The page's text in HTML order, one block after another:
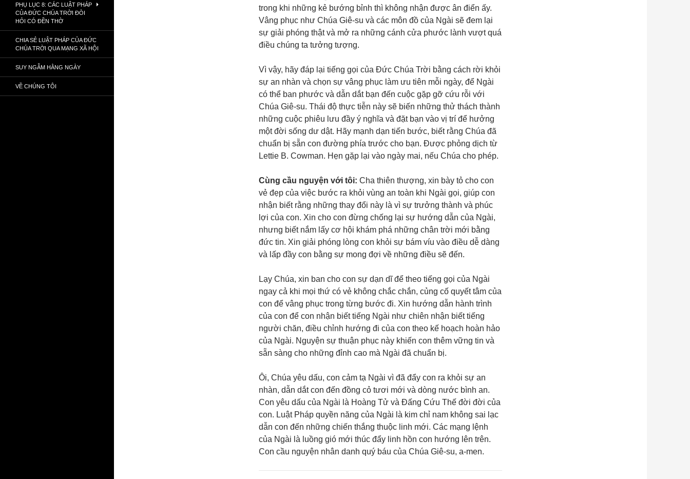
trong khi những kẻ bướng bỉnh thì không nhận được ân điển ấy.
Vâng phục như Chúa Giê-su và các môn đồ của Ngài sẽ đem lại
sự giải phóng thật và mở ra những cánh cửa phước lành vượt quá
điều chúng ta tưởng tượng.
Vì vậy, hãy đáp lại tiếng gọi của Đức Chúa Trời bằng cách rời khỏi
sự an nhàn và chọn sự vâng phục làm ưu tiên mỗi ngày, để Ngài
có thể ban phước và dẫn dắt bạn đến cuộc gặp gỡ cứu rỗi với
Chúa Giê-su. Thái độ thực tiễn này sẽ biến những thử thách thành
những cuộc phiêu lưu đầy ý nghĩa và đặt bạn vào vị trí để hưởng
một đời sống dư dật. Hãy mạnh dạn tiến bước, biết rằng Chúa đã
chuẩn bị sẵn con đường phía trước cho bạn. Được phỏng dịch từ
Lettie B. Cowman. Hẹn gặp lại vào ngày mai, nếu Chúa cho phép.
Cùng cầu nguyện với tôi: Cha thiên thượng, xin bày tỏ cho con
vẻ đẹp của việc bước ra khỏi vùng an toàn khi Ngài gọi, giúp con
nhận biết rằng những thay đổi này là vì sự trưởng thành và phúc
lợi của con. Xin cho con đừng chống lại sự hướng dẫn của Ngài,
nhưng biết nắm lấy cơ hội khám phá những chân trời mới bằng
đức tin. Xin giải phóng lòng con khỏi sự bám víu vào điều dễ dàng
và lấp đầy con bằng sự mong đợi về những điều sẽ đến.
Lạy Chúa, xin ban cho con sự dạn dĩ để theo tiếng gọi của Ngài
ngay cả khi mọi thứ có vẻ không chắc chắn, củng cố quyết tâm của
con để vâng phục trong từng bước đi. Xin hướng dẫn hành trình
của con để con nhận biết tiếng Ngài như chiên nhận biết tiếng
người chăn, điều chỉnh hướng đi của con theo kế hoạch hoàn hảo
của Ngài. Nguyện sự thuận phục này khiến con thêm vững tin và
sẵn sàng cho những đỉnh cao mà Ngài đã chuẩn bị.
Ôi, Chúa yêu dấu, con cảm tạ Ngài vì đã đẩy con ra khỏi sự an
nhàn, dẫn dắt con đến đồng cỏ tươi mới và dòng nước bình an.
Con yêu dấu của Ngài là Hoàng Tử và Đấng Cứu Thế đời đời của
con. Luật Pháp quyền năng của Ngài là kim chỉ nam không sai lạc
dẫn con đến những chiến thắng thuộc linh mới. Các mạng lệnh
của Ngài là luồng gió mới thúc đẩy linh hồn con hướng lên trên.
Con cầu nguyện nhân danh quý báu của Chúa Giê-su, a-men.
PHỤ LỤC 8: CÁC LUẬT PHÁP
CỦA ĐỨC CHÚA TRỜI ĐÒI
HỎI CÓ ĐỀN THỜ
CHIA SẺ LUẬT PHÁP CỦA ĐỨC
CHÚA TRỜI QUA MẠNG XÃ HỘI
SUY NGẪM HẰNG NGÀY
VỀ CHÚNG TÔI